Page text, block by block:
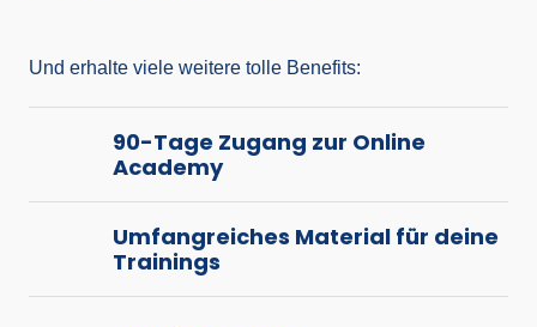
Und erhalte viele weitere tolle Benefits:
90-Tage Zugang zur Online
Academy
Umfangreiches Material für deine
Trainings